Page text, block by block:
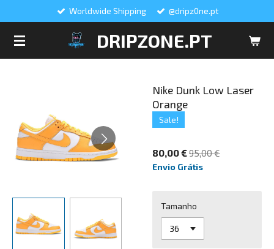
DRIPZONE.PT
Worldwide Shipping @dripz0ne.pt
Nike Dunk Low Laser
Orange
Sale!
80,00 €95,00 €
Envio Grátis
Tamanho